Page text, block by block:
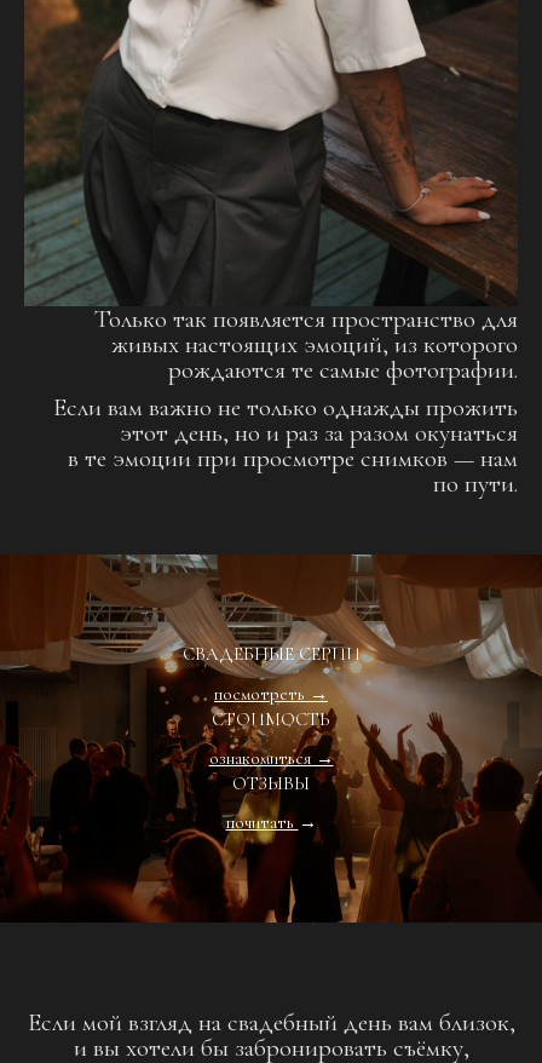
Только так появляется пространство для
живых настоящих эмоций, из которого
рождаются те самые фотографии.
Если вам важно не только однажды прожить
этот день, но и раз за разом окунаться
в те эмоции при просмотре снимков — нам
по пути.
СВАДЕБНЫЕ СЕРИИ
посмотреть →
СТОИМОСТЬ
ознакомиться →
ОТЗЫВЫ
почитать →
Если мой взгляд на свадебный день вам близок,
и вы хотели бы забронировать съёмку,